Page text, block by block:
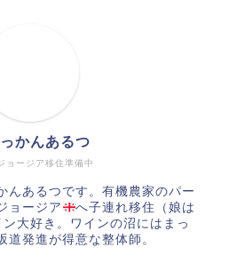
ョージア移住準備中
かんあるつ
んあるつです。有機農家のパー
ョージア
へ子連れ移住（娘は
大好き。ワインの沼にはまっ
道発進が得意な整体師。